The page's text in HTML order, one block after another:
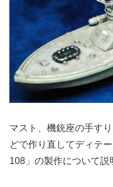
マスト、機銃座の手す
どで作り直してディテ
108」の製作について説